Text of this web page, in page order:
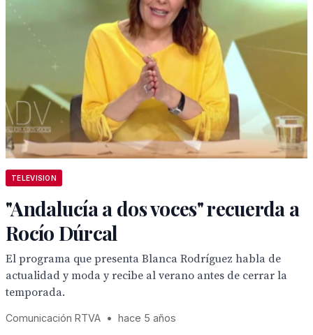
TELEVISION
"Andalucía a dos voces" recuerda a
Rocío Dúrcal
El programa que presenta Blanca Rodríguez habla de
actualidad y moda y recibe al verano antes de cerrar la
temporada.
Comunicación RTVA • hace 5 años